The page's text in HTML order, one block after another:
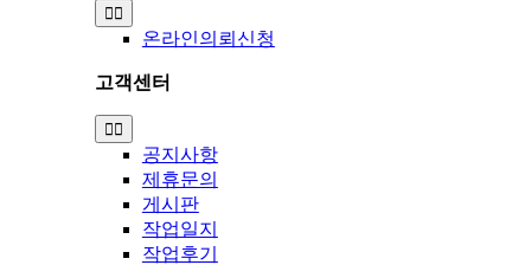
Toggle
Navigation
온라인의뢰신청
고객센터
Toggle
Navigation
공지사항
제휴문의
게시판
작업일지
작업후기